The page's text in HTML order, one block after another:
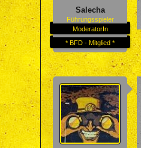
Salecha
Führungsspieler
ModeratorIn
* BFD - Mitglied *